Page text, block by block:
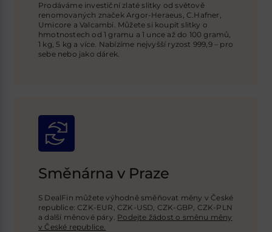
Prodáváme investiční zlaté slitky od světově
renomovaných značek Argor-Heraeus, C.Hafner,
Umicore a Valcambi. Můžete si koupit slitky o
hmotnostech od 1 gramu a 1 unce až do 100 gramů,
1 kg, 5 kg a více. Nabízíme nejvyšší ryzost 999,9 – pro
sebe nebo jako dárek.
Směnárna v Praze
S DealFin můžete výhodně směňovat měny v České
republice: CZK-EUR, CZK-USD, CZK-GBP, CZK-PLN
a další měnové páry. Podejte žádost o směnu měny
v České republice.